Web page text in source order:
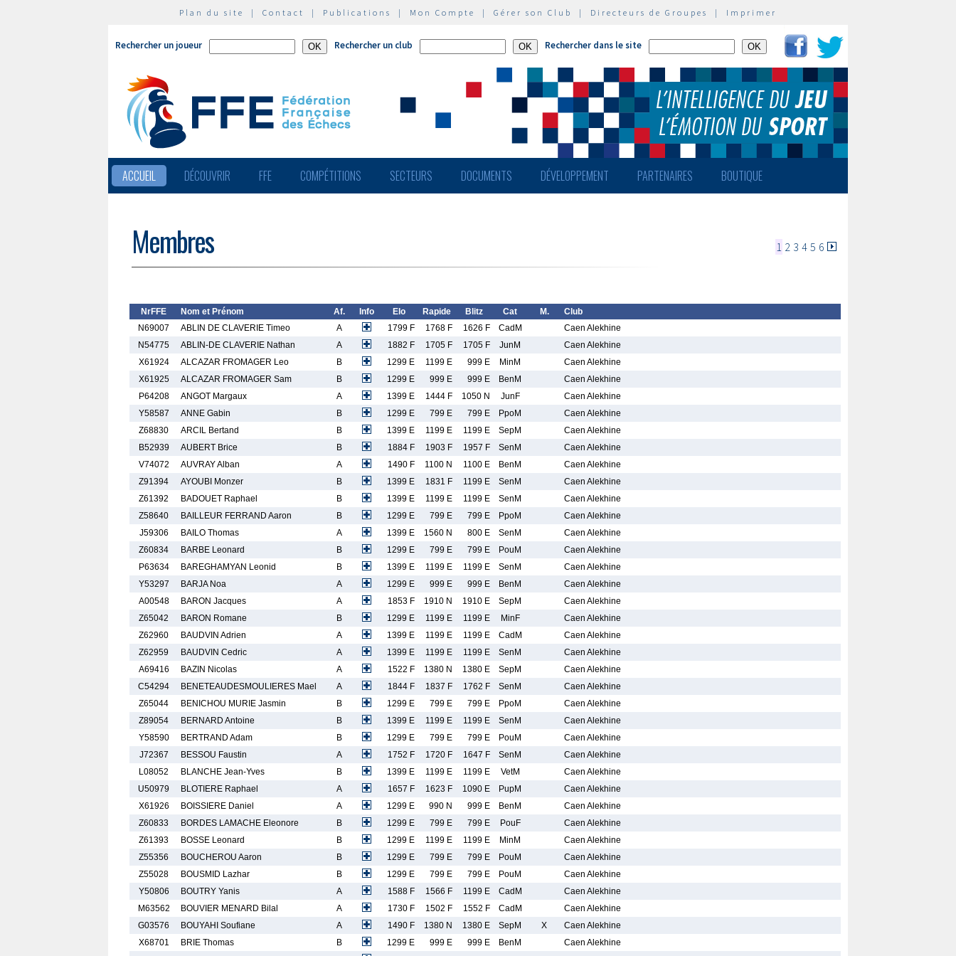
Plan du site | Contact | Publications | Mon Compte | Gérer son Club | Directeurs de Groupes | Imprimer
Rechercher un joueur Rechercher un club Rechercher dans le site
ACCUEIL DÉCOUVRIR FFE COMPÉTITIONS SECTEURS DOCUMENTS DÉVELOPPEMENT PARTENAIRES BOUTIQUE
Membres 1 2 3 4 5 6
NrFFE Nom et Prénom Af. Info Elo Rapide Blitz Cat M.
Club
N69007
ABLIN DE CLAVERIE Timeo A 1799 F 1768 F 1626 F CadM
Caen Alekhine
N54775
ABLIN-DE CLAVERIE Nathan A 1882 F 1705 F 1705 F JunM
Caen Alekhine
X61924
ALCAZAR FROMAGER Leo B 1299 E 1199 E 999 E MinM
Caen Alekhine
X61925
ALCAZAR FROMAGER Sam B 1299 E 999 E 999 E BenM
Caen Alekhine
P64208
ANGOT Margaux A 1399 E 1444 F 1050 N JunF
Caen Alekhine
Y58587
ANNE Gabin B 1299 E 799 E 799 E PpoM
Caen Alekhine
Z68830
ARCIL Bertand B 1399 E 1199 E 1199 E SepM
Caen Alekhine
B52939
AUBERT Brice B 1884 F 1903 F 1957 F SenM
Caen Alekhine
V74072
AUVRAY Alban A 1490 F 1100 N 1100 E BenM
Caen Alekhine
Z91394
AYOUBI Monzer B 1399 E 1831 F 1199 E SenM
Caen Alekhine
Z61392
BADOUET Raphael B 1399 E 1199 E 1199 E SenM
Caen Alekhine
Z58640
BAILLEUR FERRAND Aaron B 1299 E 799 E 799 E PpoM
Caen Alekhine
J59306
BAILO Thomas A 1399 E 1560 N 800 E SenM
Caen Alekhine
Z60834
BARBE Leonard B 1299 E 799 E 799 E PouM
Caen Alekhine
P63634
BAREGHAMYAN Leonid B 1399 E 1199 E 1199 E SenM
Caen Alekhine
Y53297
BARJA Noa A 1299 E 999 E 999 E BenM
Caen Alekhine
A00548
BARON Jacques A 1853 F 1910 N 1910 E SepM
Caen Alekhine
Z65042
BARON Romane B 1299 E 1199 E 1199 E MinF
Caen Alekhine
Z62960
BAUDVIN Adrien A 1399 E 1199 E 1199 E CadM
Caen Alekhine
Z62959
BAUDVIN Cedric A 1399 E 1199 E 1199 E SenM
Caen Alekhine
A69416
BAZIN Nicolas A 1522 F 1380 N 1380 E SepM
Caen Alekhine
C54294
BENETEAUDESMOULIERES Mael A 1844 F 1837 F 1762 F SenM
Caen Alekhine
Z65044
BENICHOU MURIE Jasmin B 1299 E 799 E 799 E PpoM
Caen Alekhine
Z89054
BERNARD Antoine B 1399 E 1199 E 1199 E SenM
Caen Alekhine
Y58590
BERTRAND Adam B 1299 E 799 E 799 E PouM
Caen Alekhine
J72367
BESSOU Faustin A 1752 F 1720 F 1647 F SenM
Caen Alekhine
L08052
BLANCHE Jean-Yves B 1399 E 1199 E 1199 E VetM
Caen Alekhine
U50979
BLOTIERE Raphael A 1657 F 1623 F 1090 E PupM
Caen Alekhine
X61926
BOISSIERE Daniel A 1299 E 990 N 999 E BenM
Caen Alekhine
Z60833
BORDES LAMACHE Eleonore B 1299 E 799 E 799 E PouF
Caen Alekhine
Z61393
BOSSE Leonard B 1299 E 1199 E 1199 E MinM
Caen Alekhine
Z55356
BOUCHEROU Aaron B 1299 E 799 E 799 E PouM
Caen Alekhine
Z55028
BOUSMID Lazhar B 1299 E 799 E 799 E PouM
Caen Alekhine
Y50806
BOUTRY Yanis A 1588 F 1566 F 1199 E CadM
Caen Alekhine
M63562
BOUVIER MENARD Bilal A 1730 F 1502 F 1552 F CadM
Caen Alekhine
G03576
BOUYAHI Soufiane A 1490 F 1380 N 1380 E SepM X
Caen Alekhine
X68701
BRIE Thomas B 1299 E 999 E 999 E BenM
Caen Alekhine